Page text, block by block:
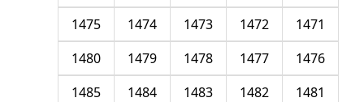
1471
1472
1473
1474
1475
1476
1477
1478
1479
1480
1481
1482
1483
1484
1485